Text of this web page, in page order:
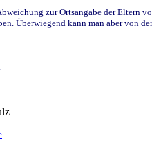
zur Ortsangabe der Eltern
Überwiegend kann man aber von